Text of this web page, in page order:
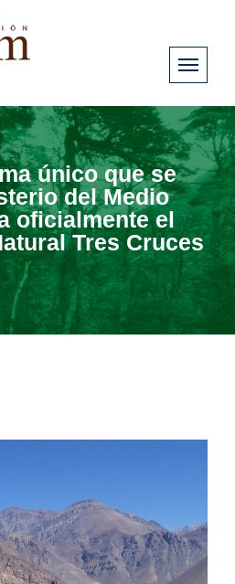
único que se
del Medio
oficialmente el
Tres Cruces